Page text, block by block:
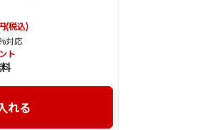
(税込)
対応
ト
れる